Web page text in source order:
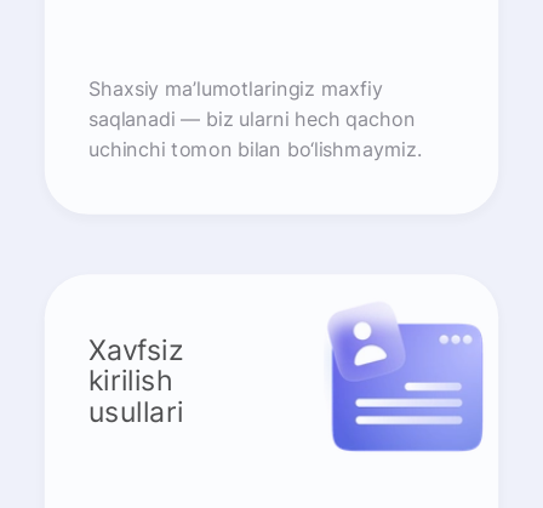
Shaxsiy ma’lumotlaringiz maxfiy
saqlanadi — biz ularni hech qachon
uchinchi tomon bilan bo‘lishmaymiz.
Xavfsiz
kirilish
usullari